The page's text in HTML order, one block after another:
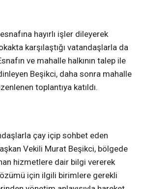
hayırlı işler dileyerek
karşılaştığı vatandaşlarla da
ve mahalle halkının talep ile
Beşikci, daha sonra mahalle
toplantıya katıldı.
çay içip sohbet eden
Vekili Murat Beşikci, bölgede
hizmetlere dair bilgi vererek
için ilgili birimlere gerekli